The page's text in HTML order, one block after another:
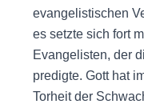
evangelistischen
es setzte sich fort
Evangelisten, der
predigte. Gott hat
Torheit der